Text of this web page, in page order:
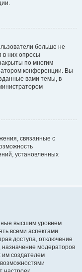
больше не
в них опросы
по многим
конференции. Вы
вами темы, в
связанные с
установленных
высшим уровнем
всеми аспектами
доступа, отключение
назначение модераторов
им создателем